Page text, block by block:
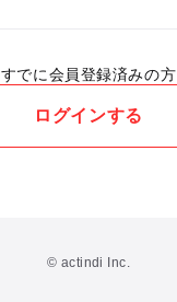
すでに会員登録済みの方
ログインする
© actindi Inc.